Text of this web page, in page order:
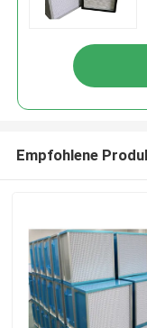
Empfohlene